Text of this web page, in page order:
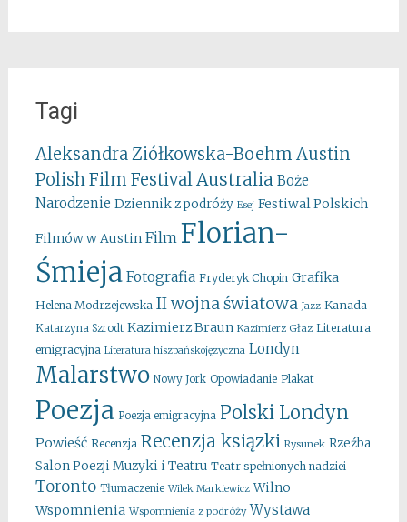
Tagi
Aleksandra Ziółkowska-Boehm Austin
Polish Film FestivalAustralia Boże
Narodzenie Dziennik z podróży Esej Festiwal Polskich
Filmów w Austin Film Florian-
Śmieja Fotografia Fryderyk Chopin Grafika
Helena Modrzejewska II wojna światowa Jazz Kanada
Katarzyna Szrodt Kazimierz Braun Kazimierz Głaz Literatura
emigracyjna Literatura hiszpańskojęzyczna Londyn
Malarstwo Nowy Jork Opowiadanie Plakat
Poezja Poezja emigracyjna Polski Londyn
Powieść Recenzja Recenzja ksiązki Rysunek Rzeźba
Salon Poezji Muzyki i Teatru Teatr spełnionych nadziei
Toronto Tłumaczenie Wilek Markiewicz Wilno
Wspomnienia Wspomnienia z podróży Wystawa